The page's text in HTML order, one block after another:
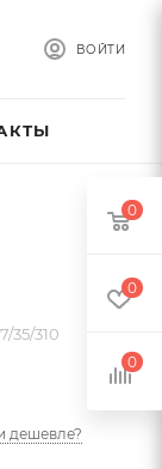
ВОЙТИ
35/310
дешевле?
0
0
0